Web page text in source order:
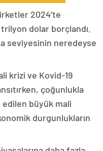
2024’te
dolar borçlandı.
seviyesinin neredeyse
krizi ve Kovid-19
çoğunlukla
büyük mali
durgunlukların